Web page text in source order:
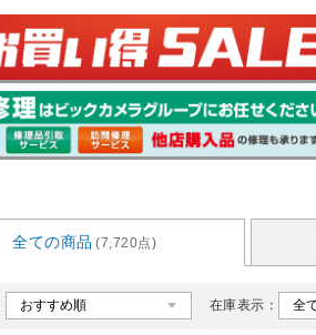
全ての商品 (7,720点)
在庫表示：